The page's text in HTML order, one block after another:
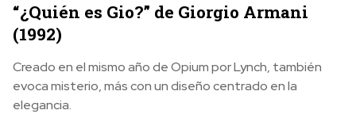
“¿Quién es Gio?” de Giorgio Armani
(1992)
Creado en el mismo año de Opium por Lynch, también
evoca misterio, más con un diseño centrado en la
elegancia.